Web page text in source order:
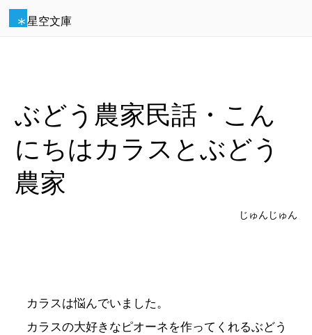
星空文庫
ぶどう農家民話・こん
にちはカラスとぶどう
農家
じゅんじゅん
カラスは悩んでいました。
カラスの大好きなピオーネを作ってくれるぶどう